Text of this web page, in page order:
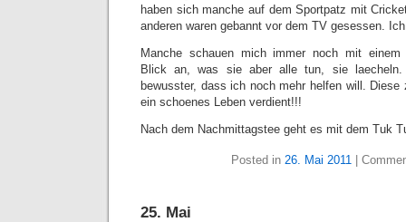
haben sich manche auf dem Sportpatz mit
anderen waren gebannt vor dem TV gesessen.
Manche schauen mich immer noch mit einem
Blick an, was sie aber alle tun, sie
bewusster, dass ich noch mehr helfen will. Diese
ein schoenes Leben verdient!!!
Nach dem Nachmittagstee geht es mit dem Tuk
Posted in 26. Mai 2011|
25. Mai